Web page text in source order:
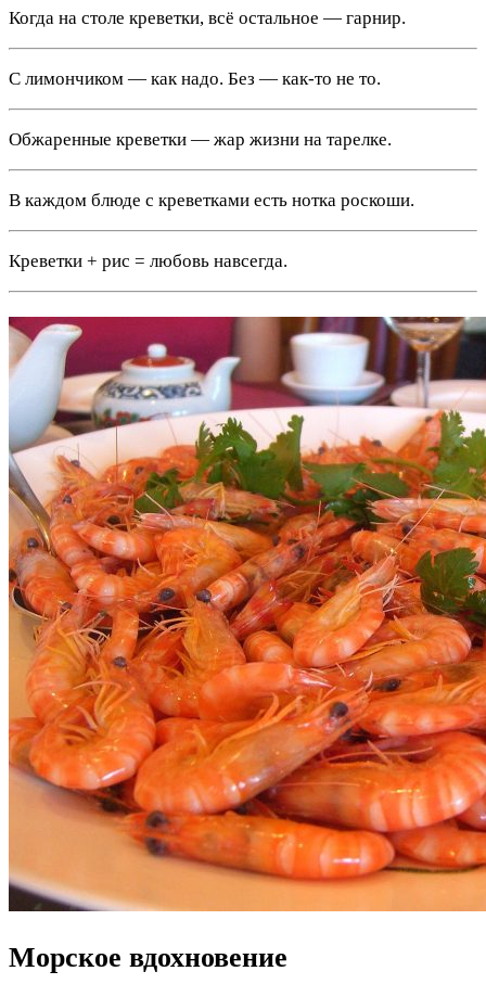
Когда на столе креветки, всё остальное — гарнир.
С лимончиком — как надо. Без — как-то не то.
Обжаренные креветки — жар жизни на тарелке.
В каждом блюде с креветками есть нотка роскоши.
Креветки + рис = любовь навсегда.
Морское вдохновение